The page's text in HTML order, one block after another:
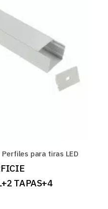
Perfiles para tiras LED
TAPAS+4